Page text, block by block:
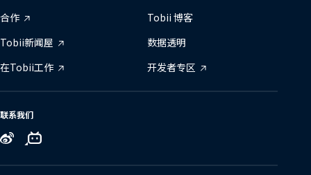
合作
Tobii 博客
Tobii新闻屋
数据透明
在Tobii工作
开发者专区
联系我们
Tobii
Weibo
Tobii
Zhihu
Tobii
Bilibili